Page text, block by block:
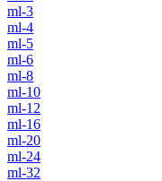
ml-3
ml-4
ml-5
ml-6
ml-8
ml-10
ml-12
ml-16
ml-20
ml-24
ml-32